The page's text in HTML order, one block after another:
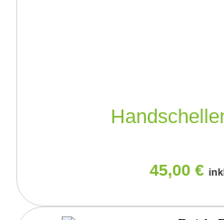
45,00 €